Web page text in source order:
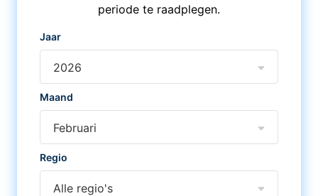
periode te raadplegen.
Jaar
2026
Maand
Februari
Regio
Alle regio's